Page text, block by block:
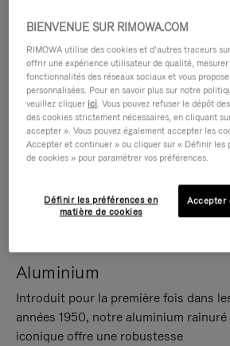
Aluminium
Introduit pour la première fois dans
années 1950, notre aluminium rainuré
iconique offre une robustesse
BIENVENUE SUR RIMOWA.COM
RIMOWA utilise des cookies et d’autres traceurs
offrir une expérience utilisateur de qualité,
fonctionnalités des réseaux sociaux et vous
personnalisées. Pour en savoir plus sur notre
veuillez cliquer ici. Vous pouvez refuser le dépôt
des cookies strictement nécessaires, en cliquant
accepter ». Vous pouvez également accepter les
Accepter et continuer » ou cliquer sur « Définir les
de cookies » pour paramétrer vos préférences.
Définir les préférences en
matière de cookies
Accepter